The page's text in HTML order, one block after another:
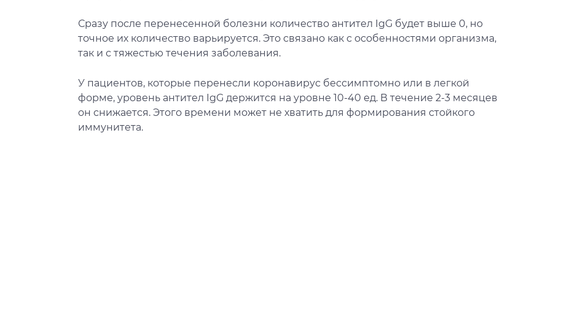
Сразу после перенесенной болезни количество антител IgG будет выше 0, но
точное их количество варьируется. Это связано как с особенностями организма,
так и с тяжестью течения заболевания.
У пациентов, которые перенесли коронавирус бессимптомно или в легкой
форме, уровень антител IgG держится на уровне 10-40 ед. В течение 2-3 месяцев
он снижается. Этого времени может не хватить для формирования стойкого
иммунитета.